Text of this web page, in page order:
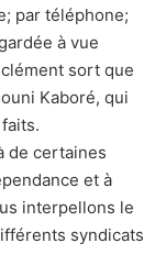
par téléphone;
à vue
sort que
Kaboré, qui
de certaines
et à
interpellons le
syndicats